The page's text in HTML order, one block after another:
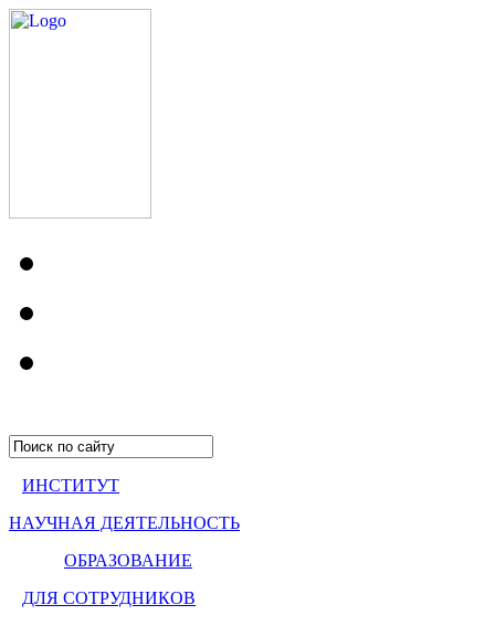
ИНСТИТУТ
НАУЧНАЯ ДЕЯТЕЛЬНОСТЬ
ОБРАЗОВАНИЕ
ДЛЯ СОТРУДНИКОВ